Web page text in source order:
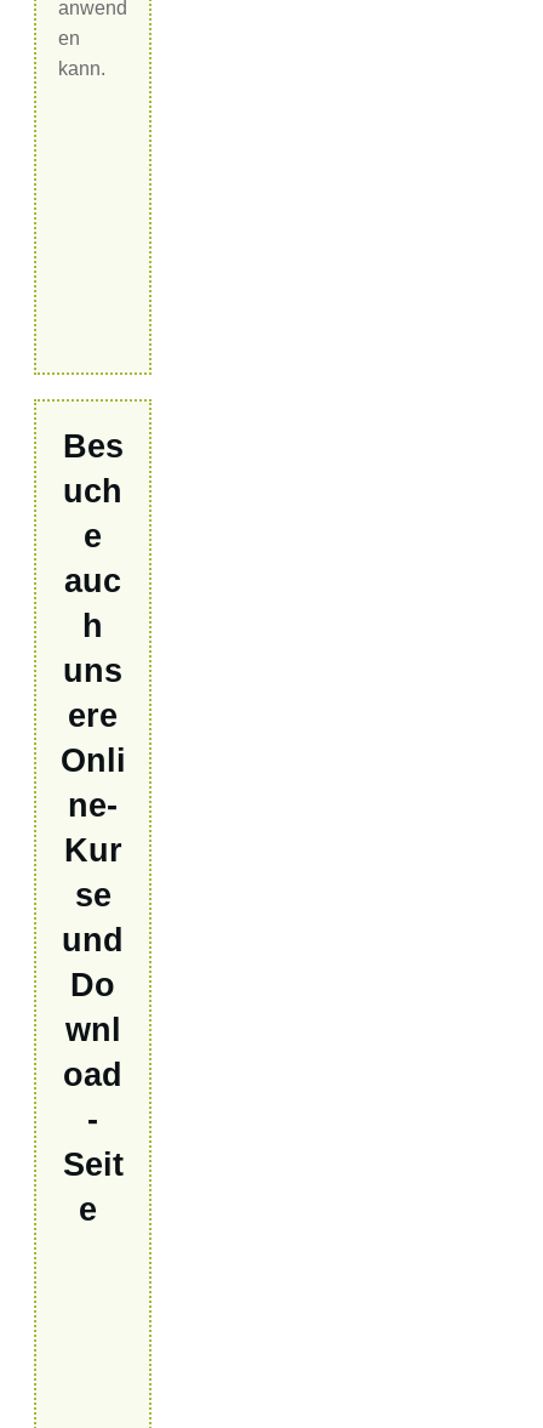
anwend
en
kann.
Bes
uch
e
auc
h
uns
ere
Onli
ne-
Kur
se
und
Do
wnl
oad
-
Seit
e